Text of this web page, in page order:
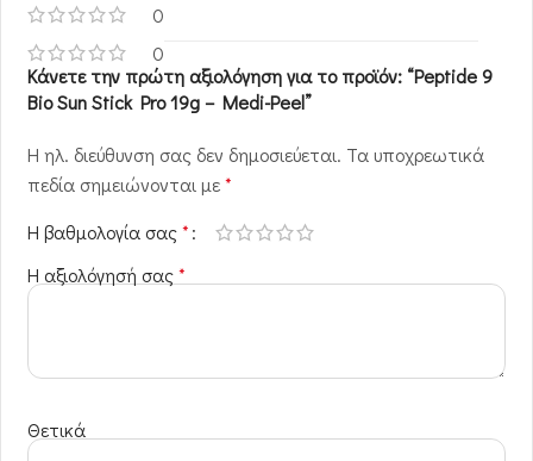
0
0
Κάνετε την πρώτη αξιολόγηση για το προϊόν: “Peptide 9
Bio Sun Stick Pro 19g – Medi-Peel”
Η ηλ. διεύθυνση σας δεν δημοσιεύεται. Τα υποχρεωτικά
πεδία σημειώνονται με*
Η βαθμολογία σας*
Η αξιολόγησή σας*
Θετικά